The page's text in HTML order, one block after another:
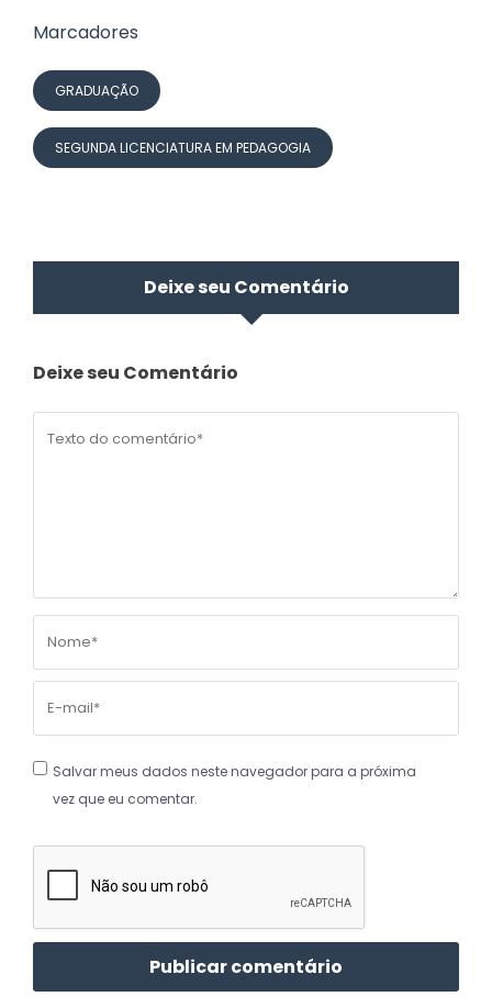
Marcadores
GRADUAÇÃO
SEGUNDA LICENCIATURA EM PEDAGOGIA
Deixe seu Comentário
Deixe seu Comentário
Salvar meus dados neste navegador para a próxima
vez que eu comentar.